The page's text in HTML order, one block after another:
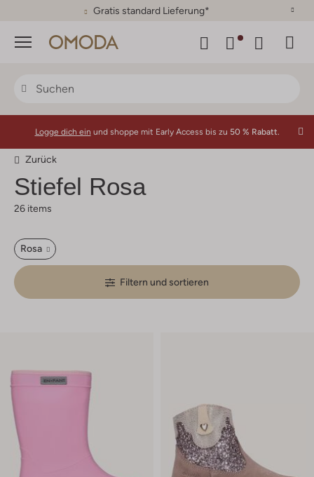
30 Tage Rückgaberecht
Menü
Logge dich ein und shoppe mit Early Access bis zu 50 % Rabatt.
Zurück
Stiefel Rosa
26 items
Rosa
Filtern und sortieren